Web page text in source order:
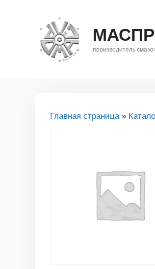
производитель
Главная страница»